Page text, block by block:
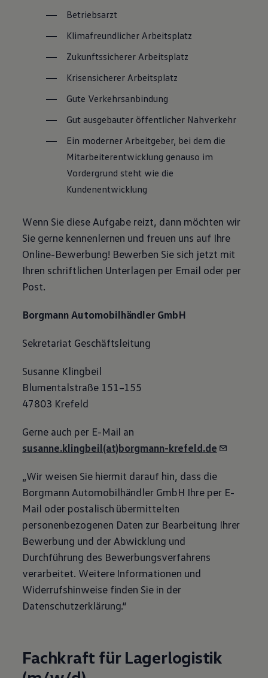
Betriebsarzt
Klimafreundlicher Arbeitsplatz
Zukunftssicherer Arbeitsplatz
Krisensicherer Arbeitsplatz
Gute Verkehrsanbindung
Gut ausgebauter öffentlicher Nahverkehr
Ein moderner Arbeitgeber, bei dem die
Mitarbeiterentwicklung genauso im
Vordergrund steht wie die
Kundenentwicklung
Wenn Sie diese Aufgabe reizt, dann möchten wir
Sie gerne kennenlernen und freuen uns auf Ihre
Online-Bewerbung! Bewerben Sie sich jetzt mit
Ihren schriftlichen Unterlagen per Email oder per
Post.
Borgmann Automobilhändler GmbH
Sekretariat Geschäftsleitung
Susanne Klingbeil
Blumentalstraße 151–155
47803 Krefeld
Gerne auch per E-Mail an
susanne.klingbeil(at)borgmann-krefeld.de
„Wir weisen Sie hiermit darauf hin, dass die
Borgmann Automobilhändler GmbH Ihre per E-
Mail oder postalisch übermittelten
personenbezogenen Daten zur Bearbeitung Ihrer
Bewerbung und der Abwicklung und
Durchführung des Bewerbungsverfahrens
verarbeitet. Weitere Informationen und
Widerrufshinweise finden Sie in der
Datenschutzerklärung.“
Fachkraft für Lagerlogistik